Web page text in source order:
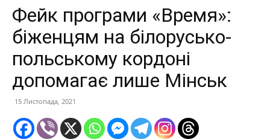
Фейк програми «Время»:
біженцям на білорусько-
польському кордоні
допомагає лише Мінськ
15 Листопада, 2021